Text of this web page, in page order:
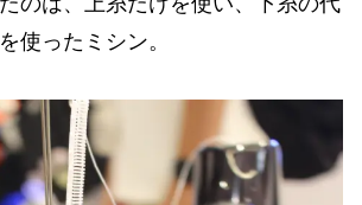
使ったミシン。